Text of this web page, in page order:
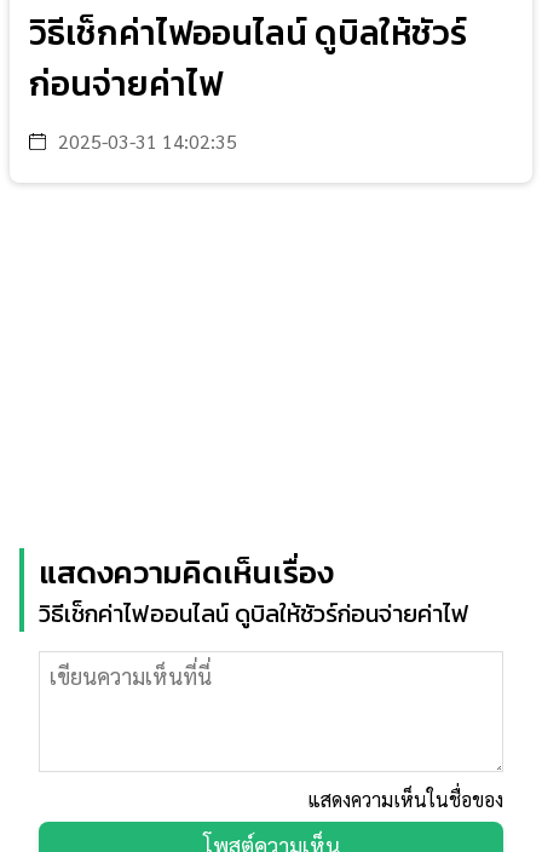
วิธีเช็กค่าไฟออนไลน์ ดูบิลให้ชัวร์
ก่อนจ่ายค่าไฟ
2025-03-31 14:02:35
แสดงความคิดเห็นเรื่อง
วิธีเช็กค่าไฟออนไลน์ ดูบิลให้ชัวร์ก่อนจ่ายค่าไฟ
แสดงความเห็นในชื่อของ
โพสต์ความเห็น